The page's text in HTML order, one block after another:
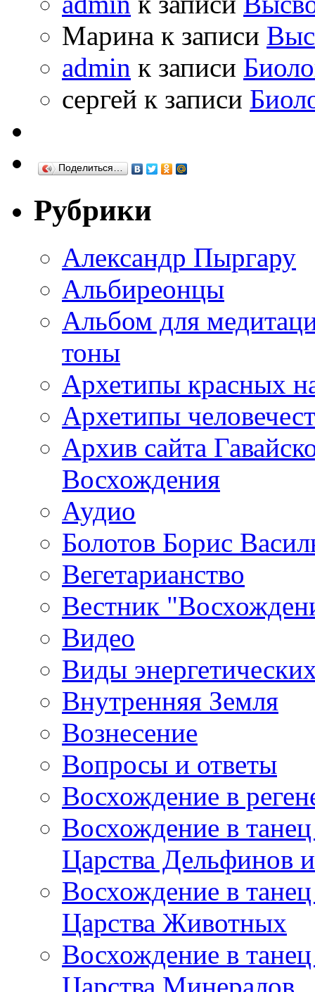
Марина к записи
admin к записи
сергей к записи
Поделиться…
Рубрики
Александр Пыргару
Альбиреонцы
Альбом для
тоны
Архетипы красных
Архетипы
Архив сайта
Восхождения
Аудио
Болотов Борис
Вегетарианство
Вестник
Видео
Виды
Внутренняя Земля
Вознесение
Вопросы и ответы
Восхождение в
Восхождение в
Царства Дельфинов
Восхождение в
Царства Животных
Восхождение в
Царства Минералов